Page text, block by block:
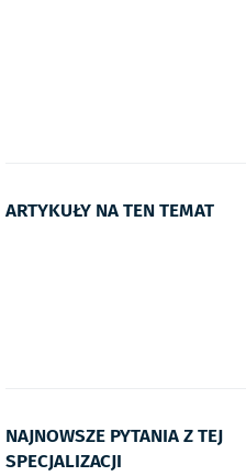
ARTYKUŁY NA TEN TEMAT
NAJNOWSZE PYTANIA Z TEJ
SPECJALIZACJI